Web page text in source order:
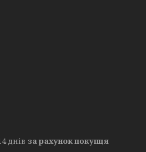
днів за рахунок покупця